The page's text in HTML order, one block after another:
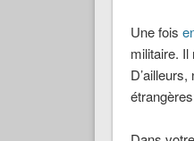
Une fois
militaire. Il